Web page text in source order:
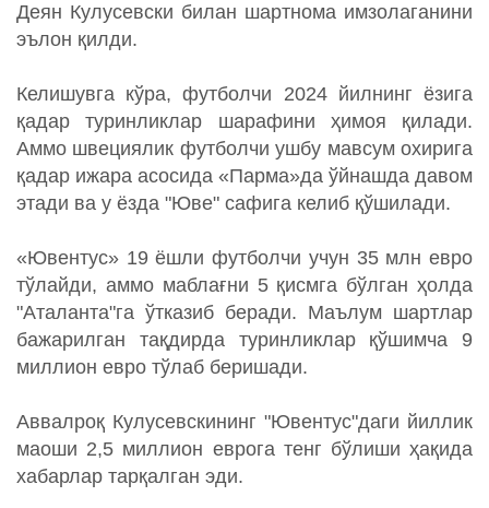
Деян Кулусевски билан шартнома имзолаганини
эълон қилди.
Келишувга кўра, футболчи 2024 йилнинг ёзига
қадар туринликлар шарафини ҳимоя қилади.
Аммо швециялик футболчи ушбу мавсум охирига
қадар ижара асосида «Парма»да ўйнашда давом
этади ва у ёзда "Юве" сафига келиб қўшилади.
«Ювентус» 19 ёшли футболчи учун 35 млн евро
тўлайди, аммо маблағни 5 қисмга бўлган ҳолда
"Аталанта"га ўтказиб беради. Маълум шартлар
бажарилган тақдирда туринликлар қўшимча 9
миллион евро тўлаб беришади.
Аввалроқ Кулусевскининг "Ювентус"даги йиллик
маоши 2,5 миллион еврога тенг бўлиши ҳақида
хабарлар тарқалган эди.